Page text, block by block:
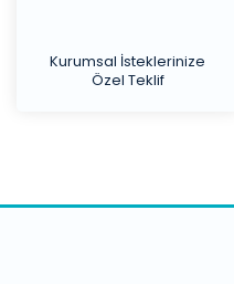
Kurumsal İsteklerinize
Özel Teklif